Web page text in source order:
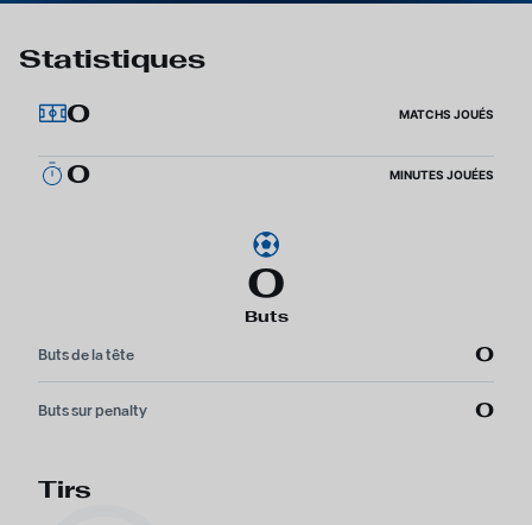
Statistiques
0
MATCHS JOUÉS
0 MINUTES JOUÉES
0
Buts
Buts de la tête 0
Buts sur penalty 0
Tirs